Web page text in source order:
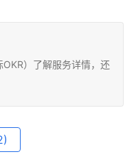
）了解服务详情，还